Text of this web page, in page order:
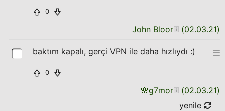
0
John Bloor (02.03.21)
baktım kapalı, gerçi VPN ile daha hızlıydı :)
0
🌸g7mor (02.03.21)
yenile